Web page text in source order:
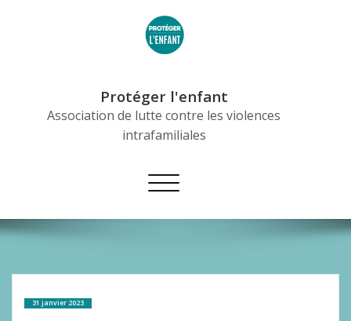
Protéger l'enfant
Association de lutte contre les violences
intrafamiliales
Afficher/masquer
la
31 janvier 2023